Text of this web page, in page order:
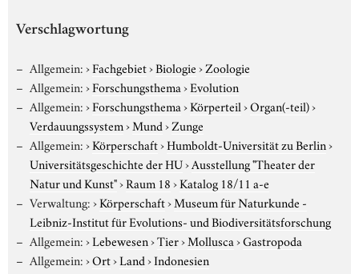
Verschlagwortung
Allgemein:›Fachgebiet›Biologie›Zoologie
Allgemein:›Forschungsthema›Evolution
Allgemein:›Forschungsthema›Körperteil›Organ(-teil)›
Verdauungssystem›Mund›Zunge
Allgemein:›Körperschaft›Humboldt-Universität zu Berlin›
Universitätsgeschichte der HU›Ausstellung "Theater der
Natur und Kunst"›Raum 18›Katalog 18/11 a-e
Verwaltung:›Körperschaft›Museum für Naturkunde -
Leibniz-Institut für Evolutions- und Biodiversitätsforschung
Allgemein:›Lebewesen›Tier›Mollusca›Gastropoda
Allgemein:›Ort›Land›Indonesien